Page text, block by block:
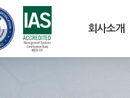
회사소개